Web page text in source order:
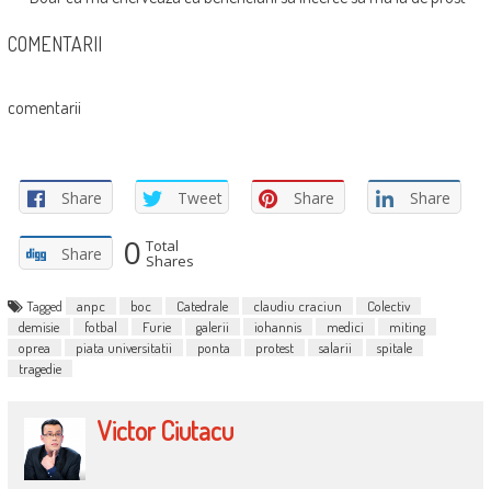
COMENTARII
comentarii
Share Tweet Share Share
Share 0 Total
Shares
Tagged anpc boc Catedrale claudiu craciun
Colectiv
demisie
fotbal Furie galerii iohannis medici
miting
oprea
piata universitatii ponta protest salarii
spitale
tragedie
Victor Ciutacu